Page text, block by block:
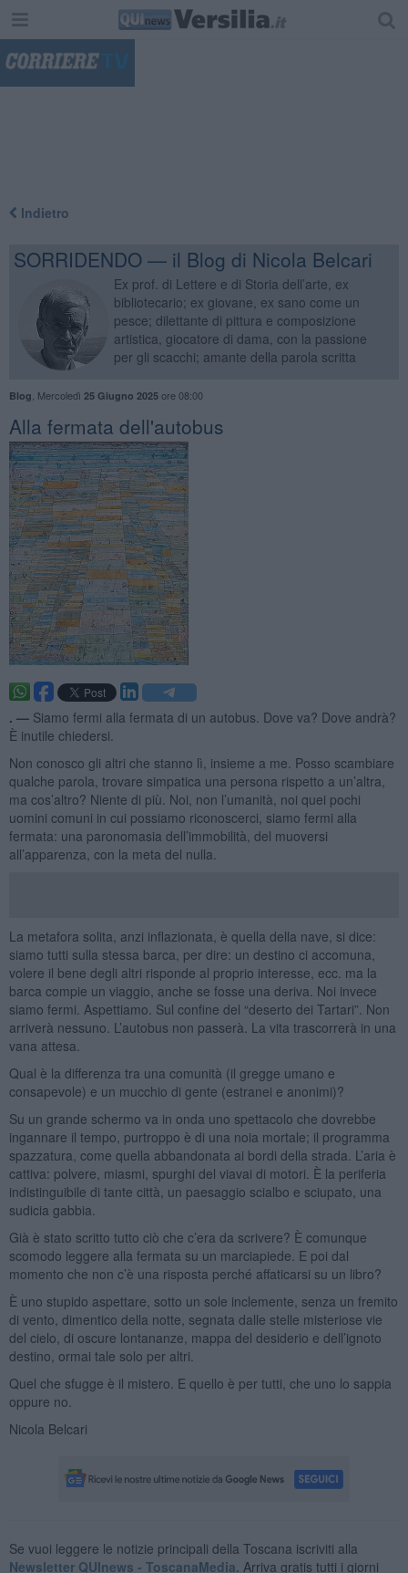
Indietro
SORRIDENDO — il Blog di Nicola Belcari
Ex prof. di Lettere e di Storia dell’arte, ex
bibliotecario; ex giovane, ex sano come un
pesce; dilettante di pittura e composizione
artistica, giocatore di dama, con la passione
per gli scacchi; amante della parola scritta
Blog Mercoledì 25 Giugno 2025ore 08:00
Alla fermata dell'autobus
. — Siamo fermi alla fermata di un autobus. Dove va? Dove andrà?
È inutile chiedersi.
Non conosco gli altri che stanno lì, insieme a me. Posso scambiare
qualche parola, trovare simpatica una persona rispetto a un’altra,
ma cos’altro? Niente di più. Noi, non l’umanità, noi quei pochi
uomini comuni in cui possiamo riconoscerci, siamo fermi alla
fermata: una paronomasia dell’immobilità, del muoversi
all’apparenza, con la meta del nulla.
La metafora solita, anzi inflazionata, è quella della nave, si dice:
siamo tutti sulla stessa barca, per dire: un destino ci accomuna,
volere il bene degli altri risponde al proprio interesse, ecc. ma la
barca compie un viaggio, anche se fosse una deriva. Noi invece
siamo fermi. Aspettiamo. Sul confine del “deserto dei Tartari”. Non
arriverà nessuno. L’autobus non passerà. La vita trascorrerà in una
vana attesa.
Qual è la differenza tra una comunità (il gregge umano e
consapevole) e un mucchio di gente (estranei e anonimi)?
Su un grande schermo va in onda uno spettacolo che dovrebbe
ingannare il tempo, purtroppo è di una noia mortale; il programma
spazzatura, come quella abbandonata ai bordi della strada. L’aria è
cattiva: polvere, miasmi, spurghi del viavai di motori. È la periferia
indistinguibile di tante città, un paesaggio scialbo e sciupato, una
sudicia gabbia.
Già è stato scritto tutto ciò che c’era da scrivere? È comunque
scomodo leggere alla fermata su un marciapiede. E poi dal
momento che non c’è una risposta perché affaticarsi su un libro?
È uno stupido aspettare, sotto un sole inclemente, senza un fremito
di vento, dimentico della notte, segnata dalle stelle misteriose vie
del cielo, di oscure lontananze, mappa del desiderio e dell’ignoto
destino, ormai tale solo per altri.
Quel che sfugge è il mistero. E quello è per tutti, che uno lo sappia
oppure no.
Nicola Belcari
Se vuoi leggere le notizie principali della Toscana iscriviti alla
Newsletter QUInews - ToscanaMedia. Arriva gratis tutti i giorni